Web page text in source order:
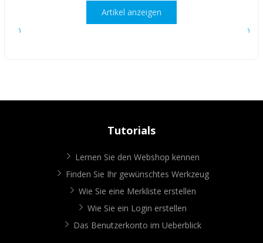
Artikel anzeigen
Tutorials
Lernen Sie den Webshop kennen
Finden Sie Ihr gewünschtes Werkzeug
Wie Sie eine Merkliste erstellen
Wie Sie ein Login erstellen
Das Benutzerkonto im Ueberblick